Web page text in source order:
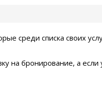
среди списка своих
на бронирование, а если